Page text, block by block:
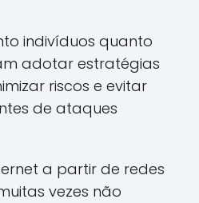
indivíduos quanto
adotar estratégias
riscos e evitar
de ataques
a partir de redes
vezes não